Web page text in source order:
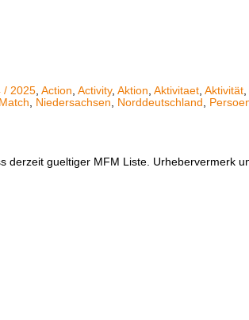
/ 2025 Action Activity, Aktion Aktivitaet Aktivität
Match Niedersachsen Norddeutschland
derzeit gueltiger MFM Liste. Urhebervermerk